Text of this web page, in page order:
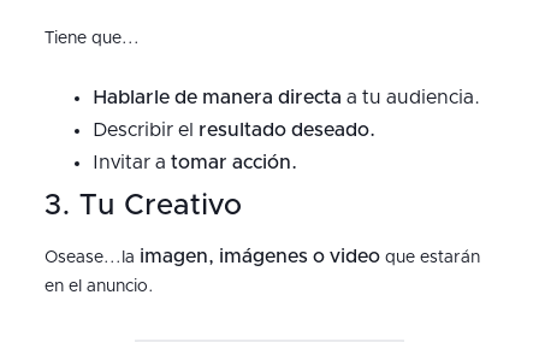
Tiene que...
Hablarle de manera directa a tu audiencia.
Describir el resultado deseado.
Invitar a tomar acción.
3. Tu Creativo
Osease...la imagen, imágenes o videoque estarán
en el anuncio.